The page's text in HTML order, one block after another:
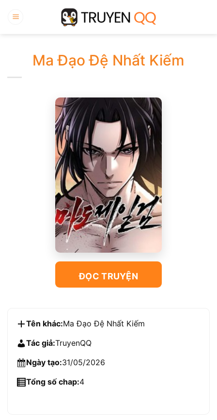
qua
Ma Đạo Đệ Nhất Kiếm
ĐỌC TRUYỆN
Tên khác:Ma Đạo Đệ Nhất Kiếm
Tác giả:TruyenQQ
Ngày tạo:31/05/2026
Tổng số chap:4